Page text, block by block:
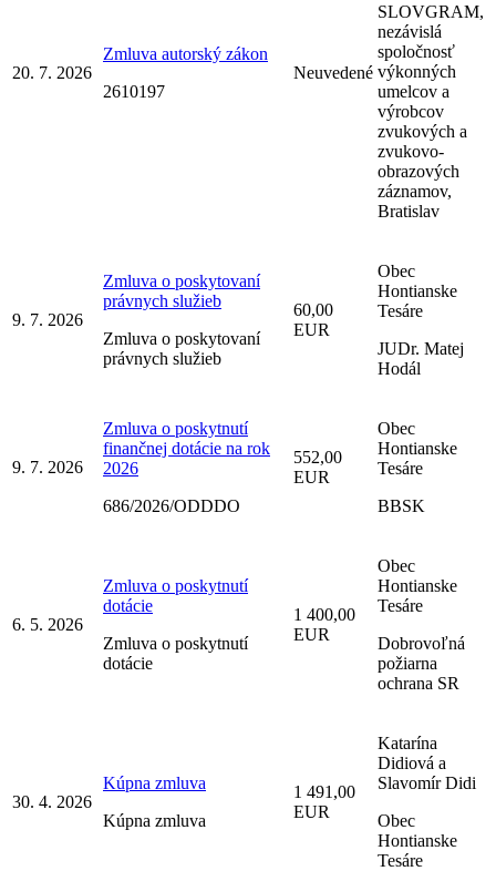
20. 7. 2026
Zmluva autorský zákon
2610197
Neuvedené
SLOVGRAM,
nezávislá
spoločnosť
výkonných
umelcov a
výrobcov
zvukových a
zvukovo-
obrazových
záznamov,
Bratislav
9. 7. 2026
Zmluva o poskytovaní
právnych služieb
Zmluva o poskytovaní
právnych služieb
60,00
EUR
Obec
Hontianske
Tesáre
JUDr. Matej
Hodál
9. 7. 2026
Zmluva o poskytnutí
finančnej dotácie na rok
2026
686/2026/ODDDO
552,00
EUR
Obec
Hontianske
Tesáre
BBSK
6. 5. 2026
Zmluva o poskytnutí
dotácie
Zmluva o poskytnutí
dotácie
1 400,00
EUR
Obec
Hontianske
Tesáre
Dobrovoľná
požiarna
ochrana SR
30. 4. 2026
Kúpna zmluva
Kúpna zmluva
1 491,00
EUR
Katarína
Didiová a
Slavomír Didi
Obec
Hontianske
Tesáre